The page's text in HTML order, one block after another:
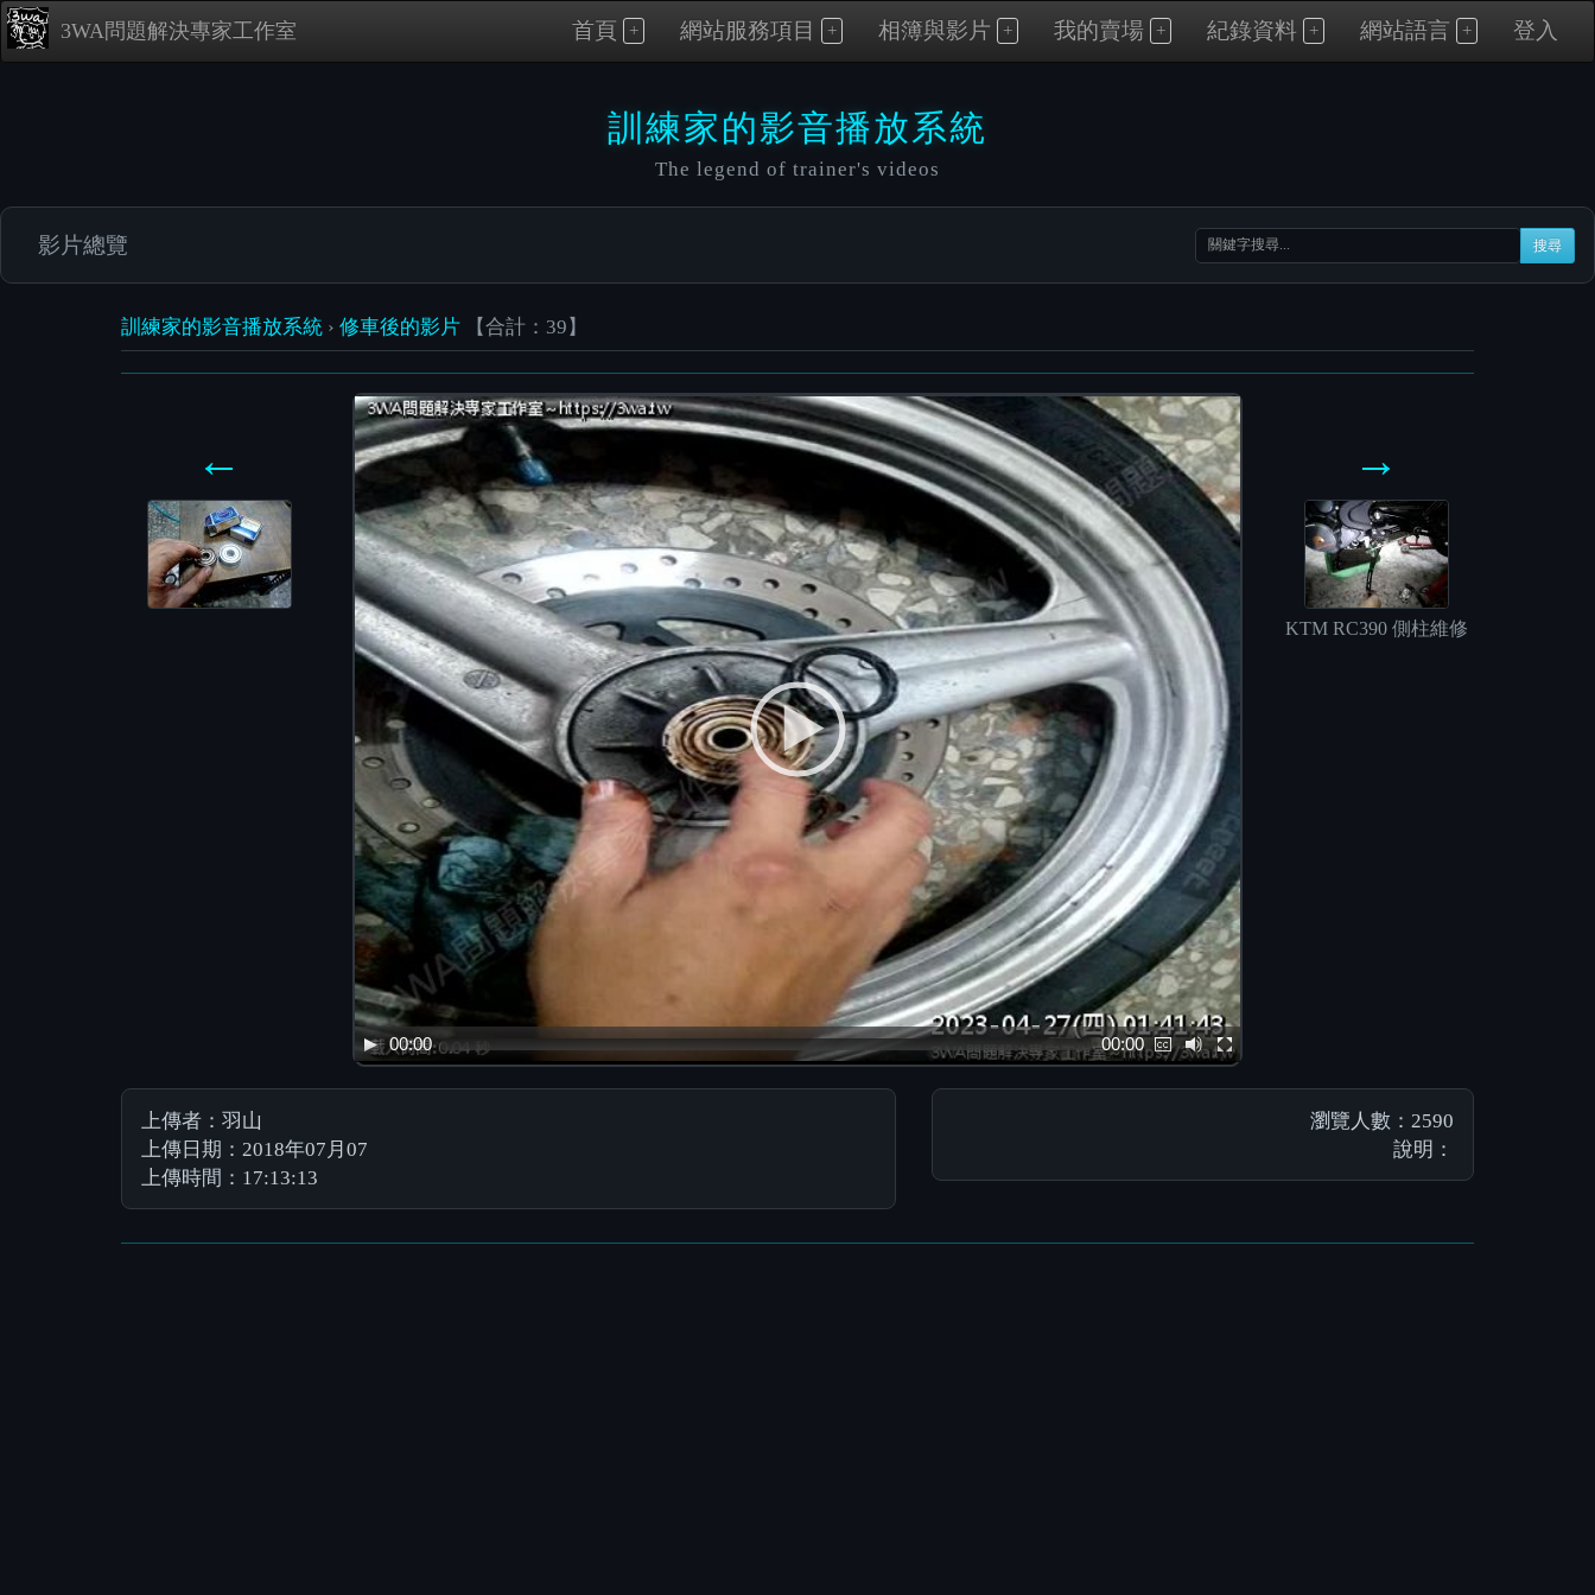
3WA問題解決專家工作室 首頁 網站服務項目 相簿與影片 我的賣場 紀錄資料 網站語言 登入
訓練家的影音播放系統
The legend of trainer's videos
影片總覽 搜尋
訓練家的影音播放系統 › 修車後的影片 【合計：39】
←
Video
Player
00:00 00:00
→
KTM RC390 側柱維修
上傳者：羽山
上傳日期：2018年07月07
上傳時間：17:13:13
瀏覽人數：2590
說明：